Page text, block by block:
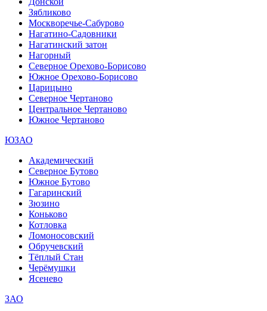
Зябликово
Москворечье-Сабурово
Нагатино-Садовники
Нагатинский затон
Нагорный
Северное Орехово-Борисово
Южное Орехово-Борисово
Царицыно
Северное Чертаново
Центральное Чертаново
Южное Чертаново
ЮЗАО
Академический
Северное Бутово
Южное Бутово
Гагаринский
Зюзино
Коньково
Котловка
Ломоносовский
Обручевский
Тёплый Стан
Черёмушки
Ясенево
ЗАО